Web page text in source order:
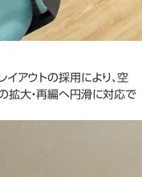
アウトの採用により、空
拡大・再編へ円滑に対応で